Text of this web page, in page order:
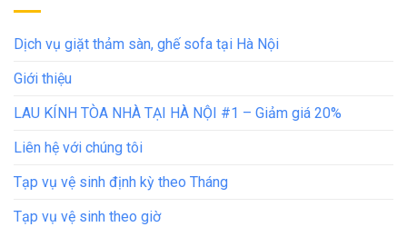
Dịch vụ giặt thảm sàn, ghế sofa tại Hà Nội
Giới thiệu
LAU KÍNH TÒA NHÀ TẠI HÀ NỘI #1 – Giảm giá 20%
Liên hệ với chúng tôi
Tạp vụ vệ sinh định kỳ theo Tháng
Tạp vụ vệ sinh theo giờ